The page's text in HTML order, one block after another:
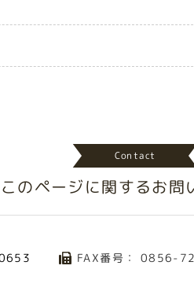
Contact
このページに関するお問
FAX番号： 0856-